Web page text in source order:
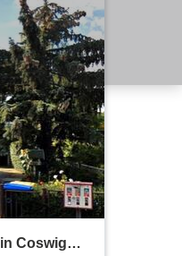
Coswig